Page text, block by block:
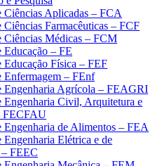
Ciências Aplicadas – FCA
Ciências Farmacêuticas – FCF
Ciências Médicas – FCM
Educação – FE
Educação Física – FEF
Enfermagem – FEnf
Engenharia Agrícola – FEAGRI
Engenharia Civil, Arquitetura e
FECFAU
Engenharia de Alimentos – FEA
Engenharia Elétrica e de
FEEC